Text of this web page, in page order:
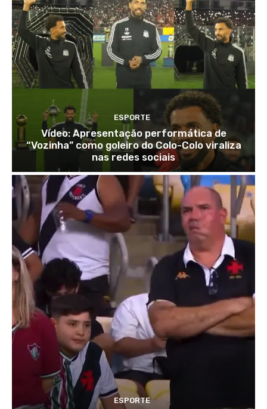
ESPORTE
Vídeo: Apresentação performática de
“Vozinha” como goleiro do Colo-Colo viraliza
nas redes sociais
ESPORTE